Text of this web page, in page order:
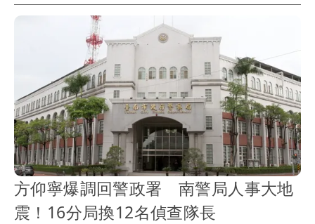
方仰寧爆調回警政署 南警局人事大地
震！16分局換12名偵查隊長